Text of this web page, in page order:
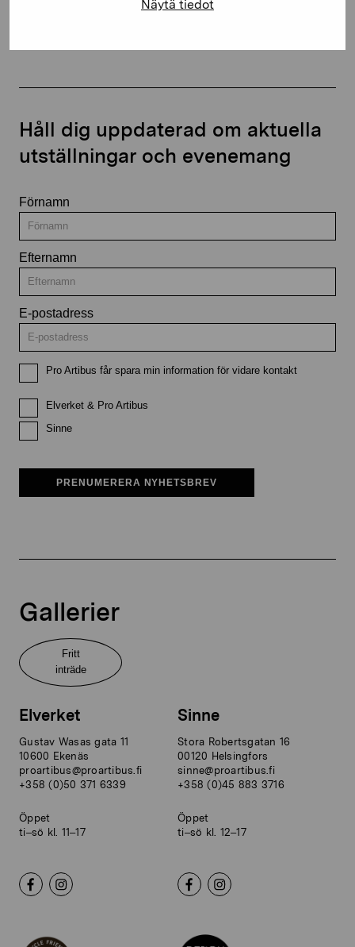
Näytä tiedot
Håll dig uppdaterad om aktuella
utställningar och evenemang
Förnamn
Efternamn
E-postadress
Pro Artibus får spara min information för vidare kontakt
Elverket & Pro Artibus
Sinne
PRENUMERERA NYHETSBREV
Gallerier
Fritt
inträde
Elverket
Gustav Wasas gata 11
10600 Ekenäs
proartibus@proartibus.fi
+358 (0)50 371 6339
Öppet
ti–sö kl. 11–17
Sinne
Stora Robertsgatan 16
00120 Helsingfors
sinne@proartibus.fi
+358 (0)45 883 3716
Öppet
ti–sö kl. 12–17